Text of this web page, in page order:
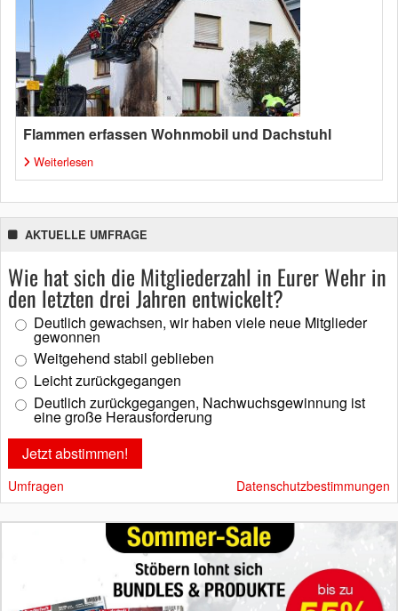
Flammen erfassen Wohnmobil und Dachstuhl
Weiterlesen
AKTUELLE UMFRAGE
Wie hat sich die Mitgliederzahl in Eurer Wehr in
den letzten drei Jahren entwickelt?
Deutlich gewachsen, wir haben viele neue Mitglieder
gewonnen
Weitgehend stabil geblieben
Leicht zurückgegangen
Deutlich zurückgegangen, Nachwuchsgewinnung ist
eine große Herausforderung
Umfragen Datenschutzbestimmungen